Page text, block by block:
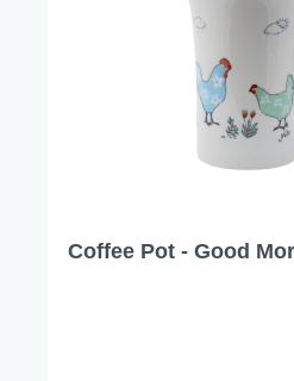
Coffee Pot - Good